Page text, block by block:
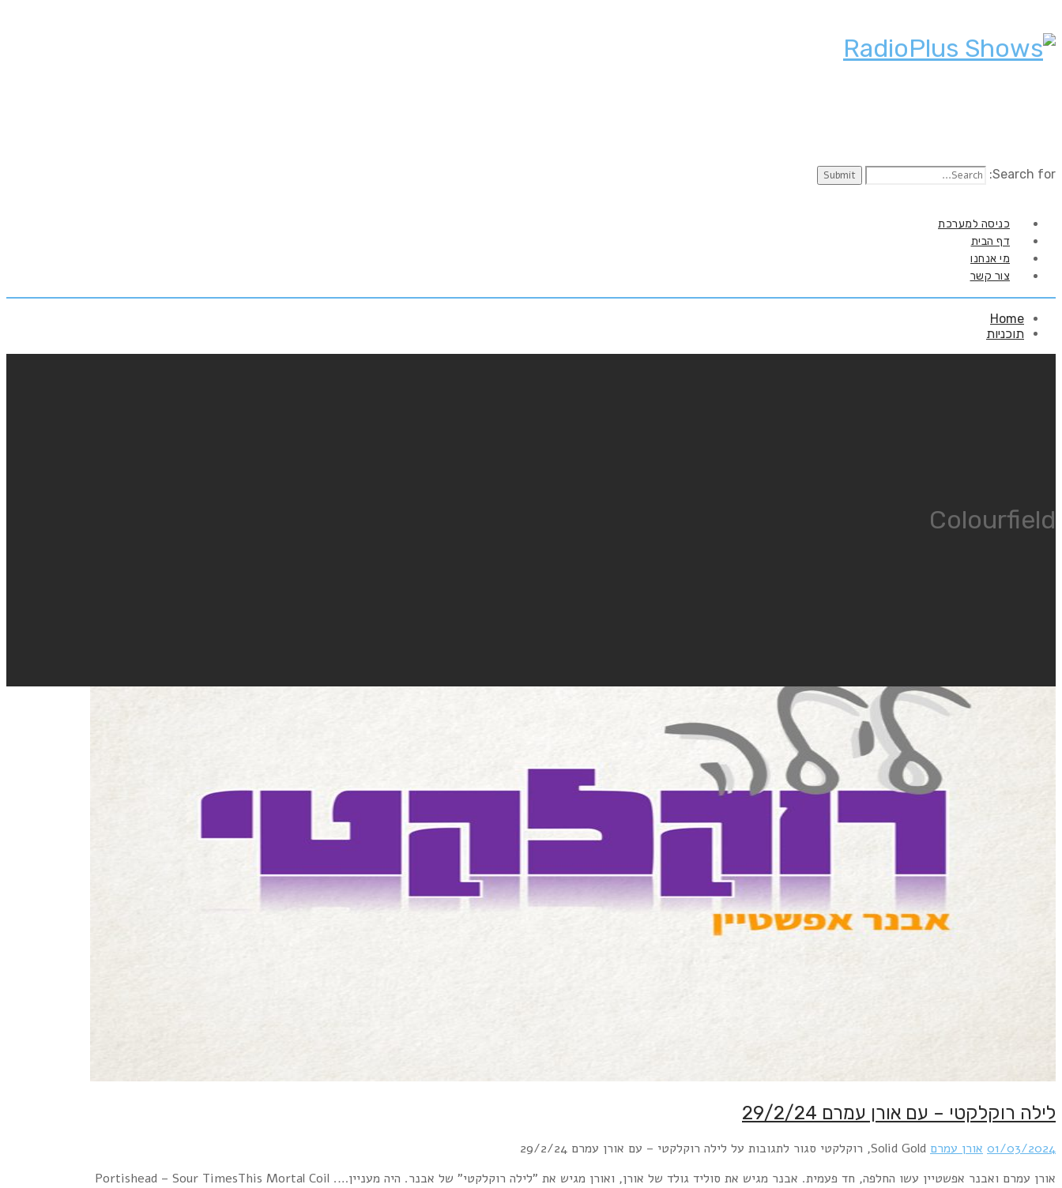
Search for:
כניסה למערכת
דף הבית
מי אנחנו
צור קשר
Home
תוכניות
Colourfield
לילה רוקלקטי – עם אורן עמרם 29/2/24
01/03/2024 אורן עמרם Solid Gold, רוקלקטי סגור לתגובות על לילה רוקלקטי – עם אורן עמרם 29/2/24
אורן עמרם ואבנר אפשטיין עשו החלפה, חד פעמית. אבנר מגיש את סוליד גולד של אורן, ואורן מגיש את "לילה רוקלקטי" של אבנר. היה מעניין…. Portishead – Sour TimesThis Mortal Coil